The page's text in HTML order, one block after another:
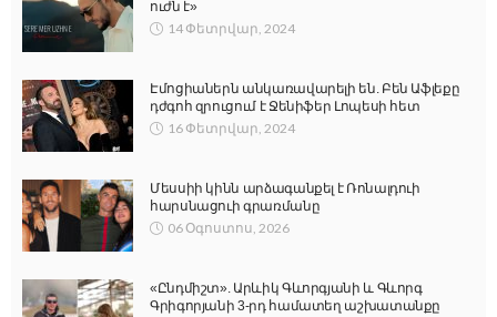
ուժն է»
14 Փետրվար, 2024
Էմոցիաներն անկառավարելի են. Բեն Աֆլեքը
դժգոհ զրուցում է Ջենիֆեր Լոպեսի հետ
16 Փետրվար, 2024
Մեսսիի կինն արձագանքել է Ռոնալդուի
հարսնացուի գրառմանը
06 Օգոստոս, 2026
«Ընդմիշտ». Արևիկ Գևորգյանի և Գևորգ
Գրիգորյանի 3-րդ համատեղ աշխատանքը